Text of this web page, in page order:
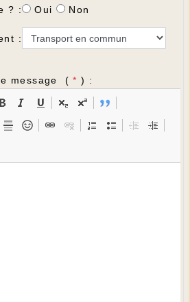
? :
Oui Non
:
message ( *) :